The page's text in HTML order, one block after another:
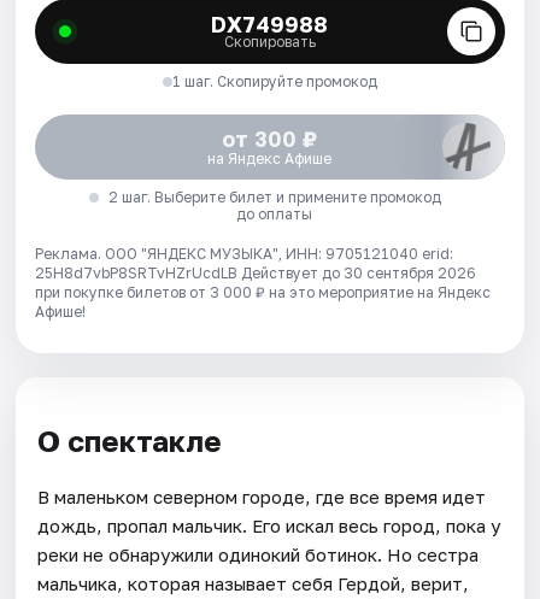
DX749988
Скопировать
1 шаг. Скопируйте промокод
от 300 ₽
на Яндекс Афише
2 шаг. Выберите билет и примените промокод
до оплаты
Реклама. ООО "ЯНДЕКС МУЗЫКА", ИНН: 9705121040 erid:
25H8d7vbP8SRTvHZrUcdLB Действует до 30 сентября 2026
при покупке билетов от 3 000 ₽ на это мероприятие на Яндекс
Афише!
О спектакле
В маленьком северном городе, где все время идет
дождь, пропал мальчик. Его искал весь город, пока у
реки не обнаружили одинокий ботинок. Но сестра
мальчика, которая называет себя Гердой, верит,